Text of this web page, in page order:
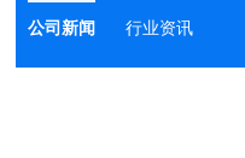
公司新闻 行业资讯